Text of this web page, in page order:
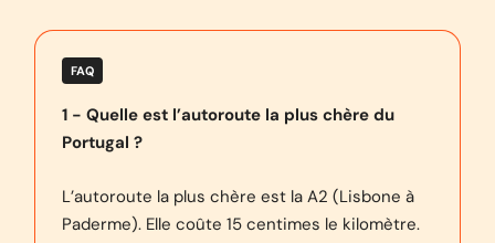
FAQ
1 - Quelle est l’autoroute la plus chère du
Portugal ?
L’autoroute la plus chère est la A2 (Lisbone à
Paderme). Elle coûte 15 centimes le kilomètre.